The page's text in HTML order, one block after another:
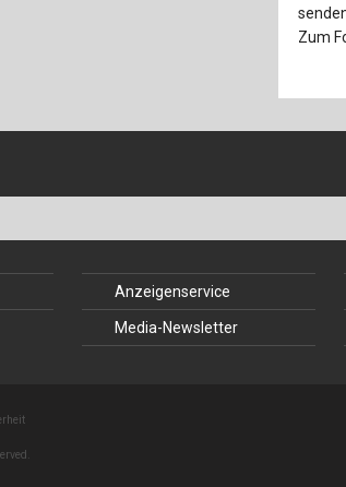
Zum
Anzeigenservice
Media-Newsletter